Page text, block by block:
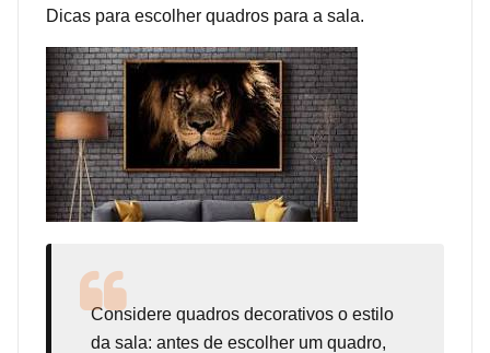
Dicas para escolher quadros para a sala.
Considere quadros decorativos o estilo
da sala: antes de escolher um quadro,